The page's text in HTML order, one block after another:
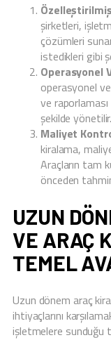
şirketleri,
çözümleri
istedikleri gibi
Operasyonel
operasyonel
ve
şekilde yönetilir.
Maliyet
kiralama,
Araçların tam
önceden
UZUN
VE ARAÇ
TEMEL
Uzun dönem araç
ihtiyaçlarını
işletmelere sunduğu